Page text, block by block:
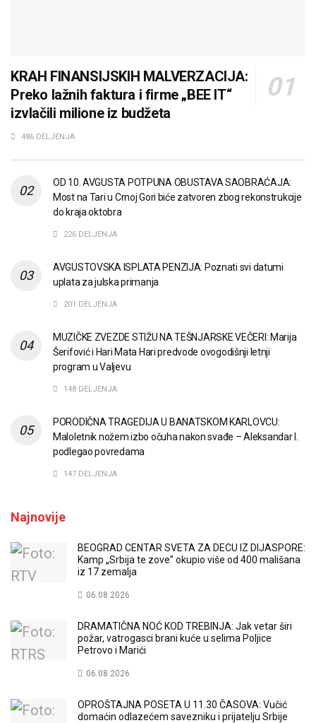
KRAH FINANSIJSKIH MALVERZACIJA:
Preko lažnih faktura i firme „BEE IT“
izvlačili milione iz budžeta
486 DELJENJA
OD 10. AVGUSTA POTPUNA OBUSTAVA SAOBRAĆAJA:
Most na Tari u Crnoj Gori biće zatvoren zbog rekonstrukcije
do kraja oktobra
226 DELJENJA
AVGUSTOVSKA ISPLATA PENZIJA: Poznati svi datumi
uplata za julska primanja
201 DELJENJA
MUZIČKE ZVEZDE STIŽU NA TEŠNJARSKE VEČERI: Marija
Šerifović i Hari Mata Hari predvode ovogodišnji letnji
program u Valjevu
148 DELJENJA
PORODIČNA TRAGEDIJA U BANATSKOM KARLOVCU:
Maloletnik nožem izbo očuha nakon svađe – Aleksandar I.
podlegao povredama
147 DELJENJA
Najnovije
BEOGRAD CENTAR SVETA ZA DECU IZ DIJASPORE:
Kamp „Srbija te zove” okupio više od 400 mališana
iz 17 zemalja
06.08.2026
DRAMATIČNA NOĆ KOD TREBINJA: Jak vetar širi
požar, vatrogasci brani kuće u selima Poljice
Petrovo i Marići
06.08.2026
OPROŠTAJNA POSETA U 11.30 ČASOVA: Vučić
domaćin odlazećem savezniku i prijatelju Srbije